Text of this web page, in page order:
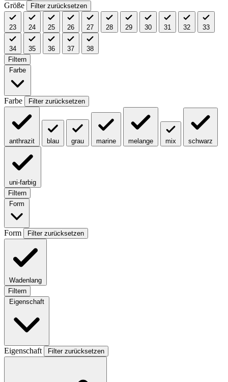
Größe Filter zurücksetzen
23 24 25 26 27 28 29 30 31 32 33
34 35 36 37
38
Filtern
Farbe
Farbe Filter zurücksetzen
anthrazit blau grau marine melange mix schwarz
uni-farbig
Filtern
Form
Form Filter zurücksetzen
Wadenlang
Filtern
Eigenschaft
Eigenschaft Filter zurücksetzen